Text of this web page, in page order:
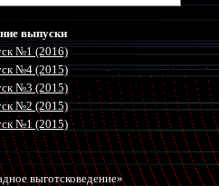
выпуски
№1 (2016)
№4 (2015)
№3 (2015)
№2 (2015)
№1 (2015)
выготсковедение»